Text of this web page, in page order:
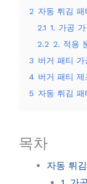
2 자동 튀김
2.1 1. 가공
2.2 2. 적용
3 버거 패티
4 버거 패티
5 자동 튀김
목차
자동 튀